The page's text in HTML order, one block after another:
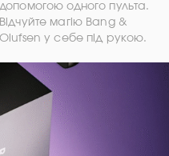
допомогою одного пульта.
Відчуйте магію Bang &
Olufsen у себе під рукою.